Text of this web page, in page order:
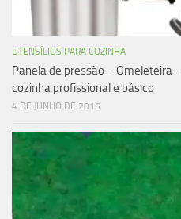
UTENSÍLIOS PARA COZINHA
Panela de pressão – Omeleteira
cozinha profissional e básico
4 DE JUNHO DE 2016